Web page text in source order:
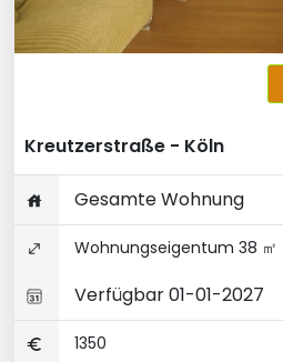
Kreutzerstraße - Köln
Gesamte Wohnung
Wohnungseigentum 38 ㎡
Verfügbar 01-01-2027
1350